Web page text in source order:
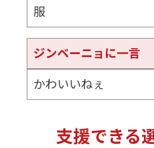
服
ジンベーニョに一言
かわいいねぇ
支援できる